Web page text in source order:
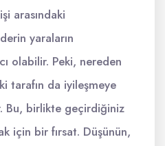
arasındaki
yaraların
olabilir. Peki, nereden
tarafın da iyileşmeye
Bu, birlikte geçirdiğiniz
için bir fırsat. Düşünün,